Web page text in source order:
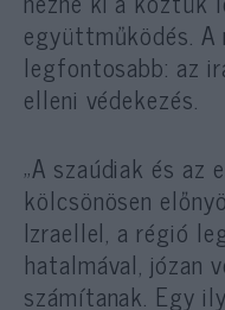
együttműködés.
legfontosabb: az
elleni védekezés.
„A szaúdiak és az
kölcsönösen
Izraellel, a régió
hatalmával, józan
számítanak. Egy